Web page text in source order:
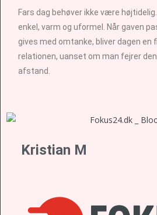
Fars dag behøver ikke være
enkel, varm og uformel. Når gaven
gives med omtanke, bliver dagen en
relationen, uanset om man fejrer
afstand.
Kristian M